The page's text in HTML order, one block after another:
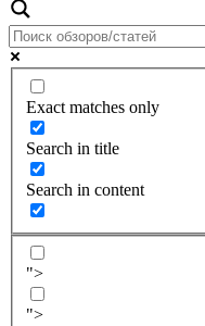
Exact matches only
Search in title
Search in content
">
">